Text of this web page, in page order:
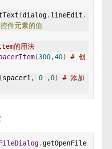
(dialog. lineEdit .
件元素的值
的用法
(300,40)
# 创
spacer1 , 0 ,0)
# 添加
.getOpenFile